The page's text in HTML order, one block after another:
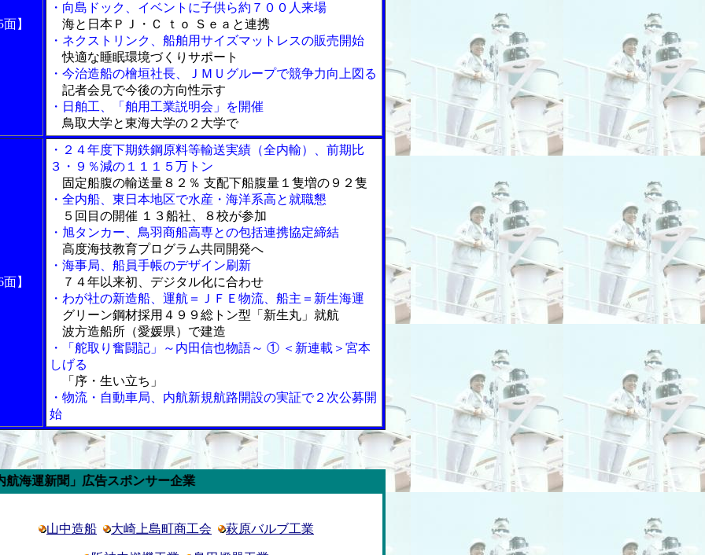
】
・向島ドック、イベントに子供ら約７００人来場
海と日本ＰＪ・Ｃ ｔｏ Ｓｅａと連携
・ネクストリンク、船舶用サイズマットレスの販売開始
快適な睡眠環境づくりサポート
・今治造船の檜垣社長、ＪＭＵグループで競争力向上図る
記者会見で今後の方向性示す
・日舶工、「舶用工業説明会」を開催
鳥取大学と東海大学の２大学で
】
・２４年度下期鉄鋼原料等輸送実績（全内輸）、前期比
３・９％減の１１１５万トン
固定船腹の輸送量８２％ 支配下船腹量１隻増の９２隻
・全内船、東日本地区で水産・海洋系高と就職懇
５回目の開催 １３船社、８校が参加
・旭タンカー、鳥羽商船高専との包括連携協定締結
高度海技教育プログラム共同開発へ
・海事局、船員手帳のデザイン刷新
７４年以来初、デジタル化に合わせ
・わが社の新造船、運航＝ＪＦＥ物流、船主＝新生海運
グリーン鋼材採用４９９総トン型「新生丸」就航
波方造船所（愛媛県）で建造
・「舵取り奮闘記」～内田信也物語～ ① ＜新連載＞宮本
しげる
「序・生い立ち」
・物流・自動車局、内航新規航路開設の実証で２次公募開
始
聞」広告スポンサー企業
山中造船 大崎上島町商工会 萩原バルブ工業